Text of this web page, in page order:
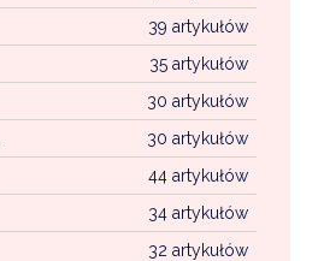
39 artykułów
35 artykułów
30 artykułów
30 artykułów
44 artykułów
34 artykułów
32 artykułów